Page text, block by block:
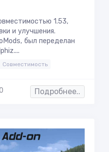
1.53,
и улучшения.
был переделан
Совместимость
Подробнее..